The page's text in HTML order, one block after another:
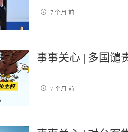
7 个月 前
事事关心 | 多国谴
7 个月 前